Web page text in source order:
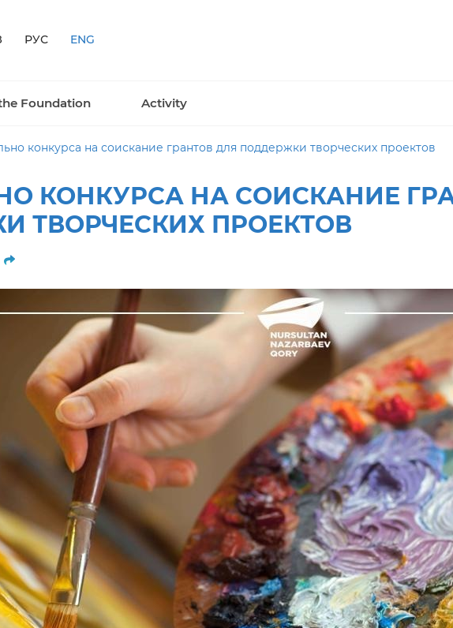
РУС ENG
Foundation Activity
конкурса на соискание грантов для поддержки творческих проектов
КОНКУРСА НА СОИСКАНИЕ
ТВОРЧЕСКИХ ПРОЕКТОВ